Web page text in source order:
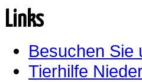
Links
Besuchen Sie
Tierhilfe